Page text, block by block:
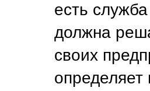
есть
должна
своих
определяет